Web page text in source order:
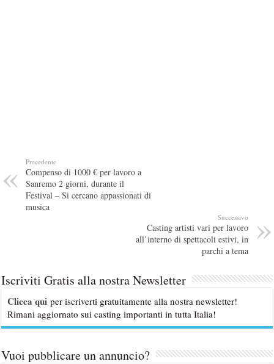
Precedente
Compenso di 1000 € per lavoro a
Sanremo 2 giorni, durante il
Festival – Si cercano appassionati di
musica
Successivo
Casting artisti vari per lavoro
all’interno di spettacoli estivi, in
parchi a tema
Iscriviti Gratis alla nostra Newsletter
Clicca qui per iscriverti gratuitamente alla nostra newsletter!
Rimani aggiornato sui casting importanti in tutta Italia!
Vuoi pubblicare un annuncio?